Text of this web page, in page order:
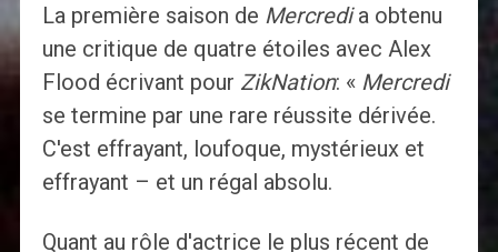
La première saison de Mercredia obtenu
une critique de quatre étoiles avec Alex
Flood écrivant pour ZikNation: « Mercredi
se termine par une rare réussite dérivée.
C'est effrayant, loufoque, mystérieux et
effrayant – et un régal absolu.
Quant au rôle d'actrice le plus récent de